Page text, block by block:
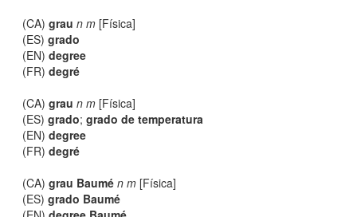
(CA)grau n m [Física]
(ES)grado
(EN)degree
(FR)degré
(CA)grau n m [Física]
(ES)grado;grado de temperatura
(EN)degree
(FR)degré
(CA)grau Baumé n m [Física]
(ES)grado Baumé